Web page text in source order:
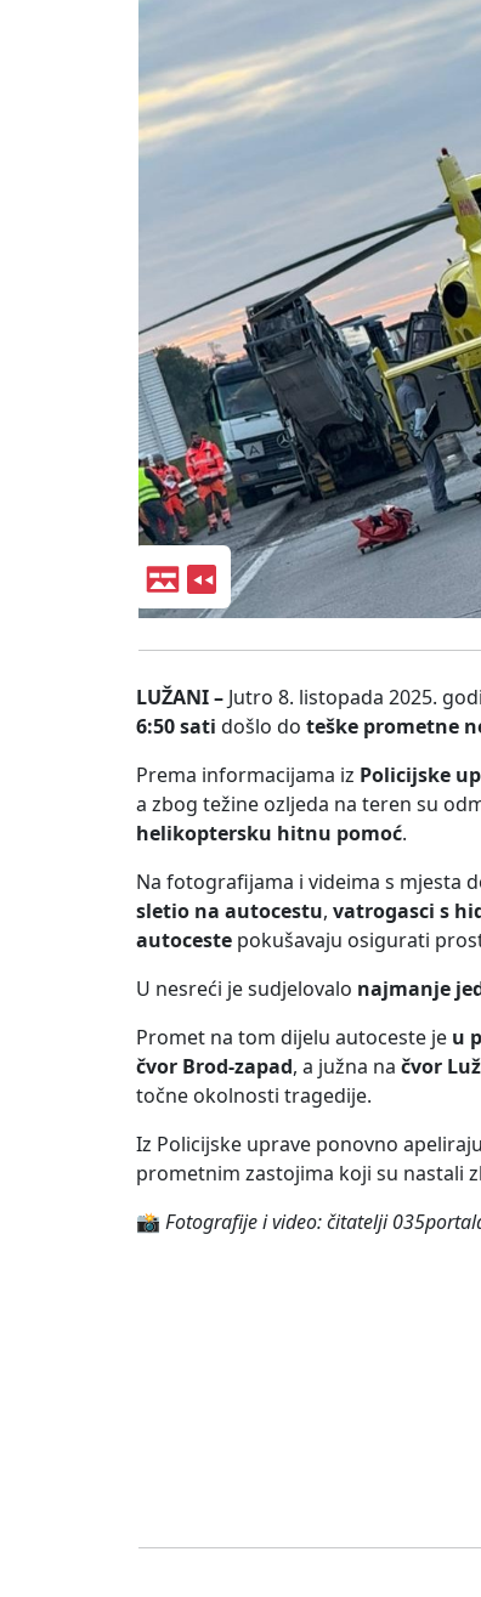
LUŽANI – Jutro 8. listopada 2025.
6:50 sati došlo do teške prometne
Prema informacijama iz Policijske
a zbog težine ozljeda na teren su
helikoptersku hitnu pomoć.
Na fotografijama i videima s mjesta
sletio na autocestu, vatrogasci s
autoceste pokušavaju osigurati
U nesreći je sudjelovalo najmanje
Promet na tom dijelu autoceste je u
čvor Brod-zapad, a južna na čvor
točne okolnosti tragedije.
Iz Policijske uprave ponovno
prometnim zastojima koji su nastali
📸 Fotografije i video: čitatelji